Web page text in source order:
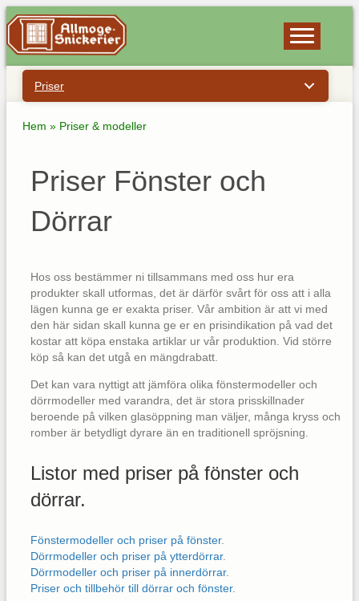
Priser
Hem » Priser & modeller
Priser Fönster och
Dörrar
Hos oss bestämmer ni tillsammans med oss hur era
produkter skall utformas, det är därför svårt för oss att i alla
lägen kunna ge er exakta priser. Vår ambition är att vi med
den här sidan skall kunna ge er en prisindikation på vad det
kostar att köpa enstaka artiklar ur vår produktion. Vid större
köp så kan det utgå en mängdrabatt.
Det kan vara nyttigt att jämföra olika fönstermodeller och
dörrmodeller med varandra, det är stora prisskillnader
beroende på vilken glasöppning man väljer, många kryss och
romber är betydligt dyrare än en traditionell spröjsning.
Listor med priser på fönster och
dörrar.
Fönstermodeller och priser på fönster.
Dörrmodeller och priser på ytterdörrar.
Dörrmodeller och priser på innerdörrar.
Priser och tillbehör till dörrar och fönster.